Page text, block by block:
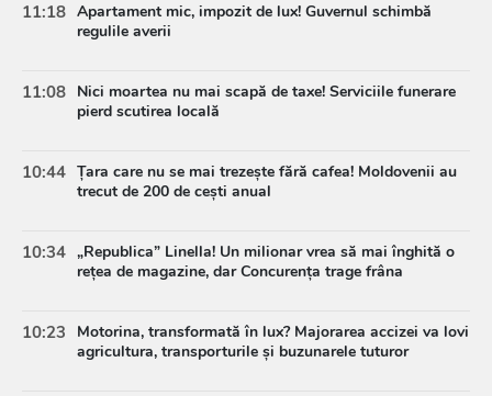
11:18 Apartament mic, impozit de lux! Guvernul schimbă
regulile averii
11:08 Nici moartea nu mai scapă de taxe! Serviciile funerare
pierd scutirea locală
10:44 Țara care nu se mai trezește fără cafea! Moldovenii au
trecut de 200 de cești anual
10:34 „Republica” Linella! Un milionar vrea să mai înghită o
rețea de magazine, dar Concurența trage frâna
10:23
Motorina, transformată în lux? Majorarea accizei va lovi
agricultura, transporturile și buzunarele tuturor